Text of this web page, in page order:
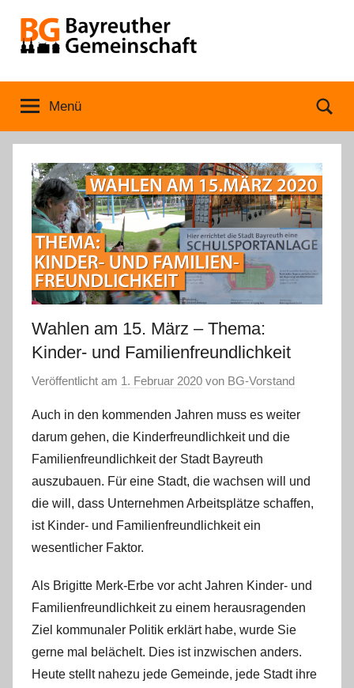
Inhalt
springen
Bayreuther
Gemeinschaft
Menü
Wahlen am 15. März – Thema:
Kinder- und Familienfreundlichkeit
Veröffentlicht am 1. Februar 2020 von BG-Vorstand
Auch in den kommenden Jahren muss es weiter
darum gehen, die Kinderfreundlichkeit und die
Familienfreundlichkeit der Stadt Bayreuth
auszubauen. Für eine Stadt, die wachsen will und
die will, dass Unternehmen Arbeitsplätze schaffen,
ist Kinder- und Familienfreundlichkeit ein
wesentlicher Faktor.
Als Brigitte Merk-Erbe vor acht Jahren Kinder- und
Familienfreundlichkeit zu einem herausragenden
Ziel kommunaler Politik erklärt habe, wurde Sie
gerne mal belächelt. Dies ist inzwischen anders.
Heute stellt nahezu jede Gemeinde, jede Stadt ihre